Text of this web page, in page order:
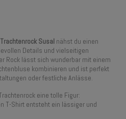
Trachtenrock Susal nähst du einen
Details und vielseitigen
Rock lässt sich wunderbar mit einem
kombinieren und ist perfekt
oder festliche Anlässe.
eine tolle Figur:
T-Shirt entsteht ein lässiger und